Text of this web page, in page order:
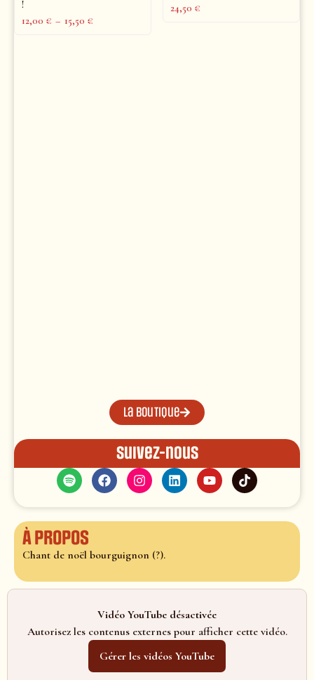
!
12,00 € – 15,50 €
24,50 €
La boutique
Suivez-nous
À propos
Chant de noël bourguignon (?).
Vidéo YouTube désactivée
Autorisez les contenus externes pour afficher cette vidéo.
Gérer les vidéos YouTube